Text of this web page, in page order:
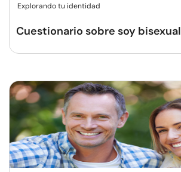
Explorando tu identidad
Cuestionario sobre soy bisexual